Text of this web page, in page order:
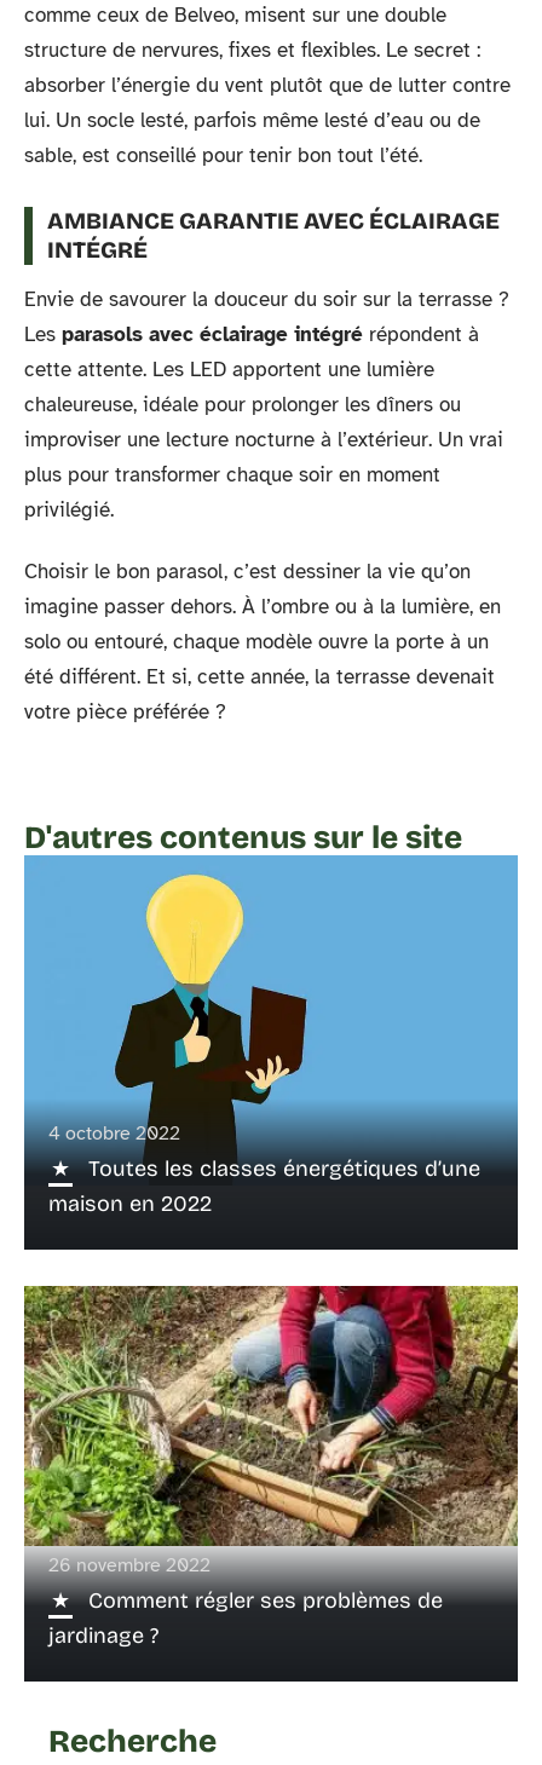
comme ceux de Belveo, misent sur une double
structure de nervures, fixes et flexibles. Le secret :
absorber l’énergie du vent plutôt que de lutter contre
lui. Un socle lesté, parfois même lesté d’eau ou de
sable, est conseillé pour tenir bon tout l’été.
AMBIANCE GARANTIE AVEC ÉCLAIRAGE
INTÉGRÉ
Envie de savourer la douceur du soir sur la terrasse ?
Les parasols avec éclairage intégré répondent à
cette attente. Les LED apportent une lumière
chaleureuse, idéale pour prolonger les dîners ou
improviser une lecture nocturne à l’extérieur. Un vrai
plus pour transformer chaque soir en moment
privilégié.
Choisir le bon parasol, c’est dessiner la vie qu’on
imagine passer dehors. À l’ombre ou à la lumière, en
solo ou entouré, chaque modèle ouvre la porte à un
été différent. Et si, cette année, la terrasse devenait
votre pièce préférée ?
D'autres contenus sur le site
4 octobre 2022
Toutes les classes énergétiques d’une
maison en 2022
26 novembre 2022
Comment régler ses problèmes de
jardinage ?
Recherche